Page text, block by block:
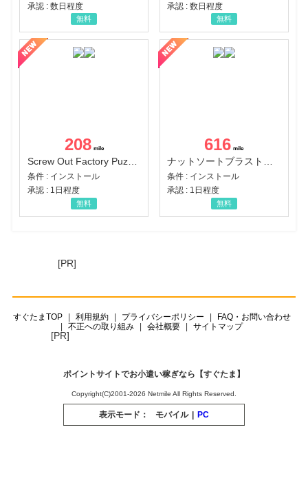
承認 : 数日程度
無料
承認 : 数日程度
無料
208
Screw Out Factory Puzzle 3D（経験値バーのマイルストーンを5にする（ユーザーレベル5に到達する））（Android）
条件 : インストール
承認 : 1日程度
無料
616
条件 : インストール
承認 : 1日程度
無料
[PR]
すぐたまTOP 利用規約 プライバシーポリシー
FAQ・お問い合わせ
不正への取り組み
会社概要 サイトマップ
[PR]
ポイントサイトでお小遣い稼ぎなら【すぐたま】
Copyright(C)2001-2026 Netmile All Rights Reserved.
表示モード： モバイル | PC